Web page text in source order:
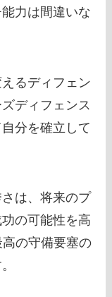
力は間違いな
るディフェン
ディフェンス
分を確立して
は、将来のプ
の可能性を高
の守備要塞の